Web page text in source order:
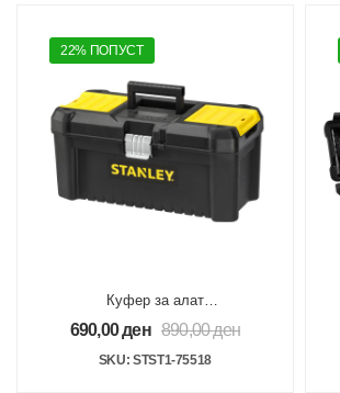
22% ПОПУСТ
Куфер за алат
406x205x195mm пластичен
690,00ден 890,00ден
SKU: STST1-75518